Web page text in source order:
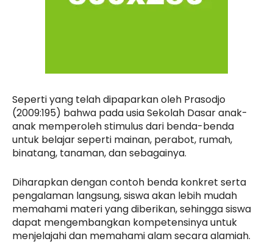
Seperti yang telah dipaparkan oleh Prasodjo
(2009:195) bahwa pada usia Sekolah Dasar anak-
anak memperoleh stimulus dari benda-benda
untuk belajar seperti mainan, perabot, rumah,
binatang, tanaman, dan sebagainya.
Diharapkan dengan contoh benda konkret serta
pengalaman langsung, siswa akan lebih mudah
memahami materi yang diberikan, sehingga siswa
dapat mengembangkan kompetensinya untuk
menjelajahi dan memahami alam secara alamiah.